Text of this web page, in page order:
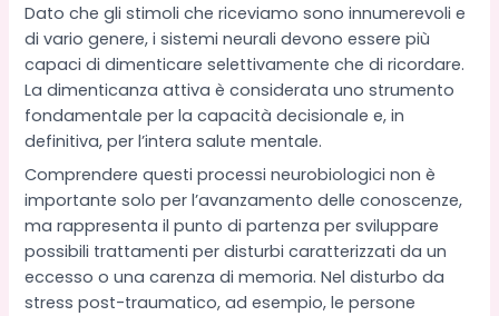
Dato che gli stimoli che riceviamo sono innumerevoli e
di vario genere, i sistemi neurali devono essere più
capaci di dimenticare selettivamente che di ricordare.
La dimenticanza attiva è considerata uno strumento
fondamentale per la capacità decisionale e, in
definitiva, per l’intera salute mentale.
Comprendere questi processi neurobiologici non è
importante solo per l’avanzamento delle conoscenze,
ma rappresenta il punto di partenza per sviluppare
possibili trattamenti per disturbi caratterizzati da un
eccesso o una carenza di memoria. Nel disturbo da
stress post-traumatico, ad esempio, le persone